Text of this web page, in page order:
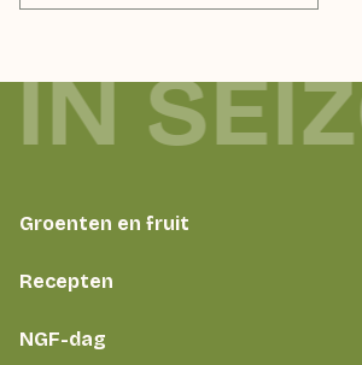
Groenten en fruit
Recepten
NGF-dag